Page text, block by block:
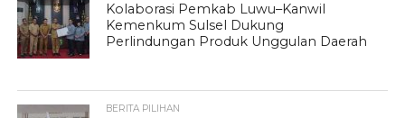
Kolaborasi Pemkab Luwu–Kanwil
Kemenkum Sulsel Dukung
Perlindungan Produk Unggulan Daerah
BERITA PILIHAN